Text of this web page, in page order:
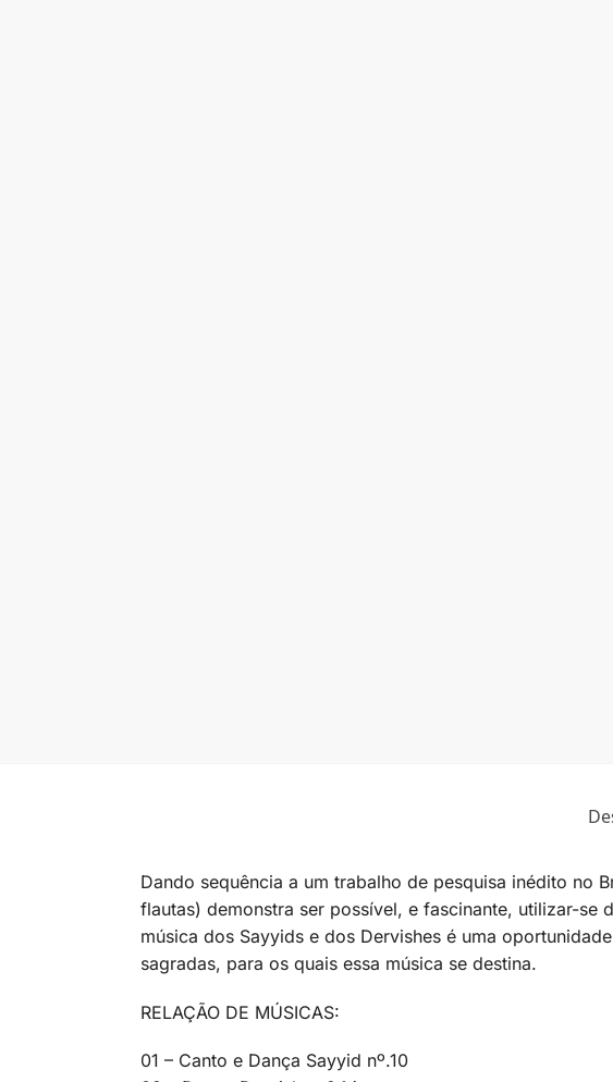
Dando sequência a um trabalho de pesquisa inédito no
flautas) demonstra ser possível, e fascinante, utilizar-se
música dos Sayyids e dos Dervishes é uma
sagradas, para os quais essa música se destina.
RELAÇÃO DE MÚSICAS:
01 – Canto e Dança Sayyid nº.10